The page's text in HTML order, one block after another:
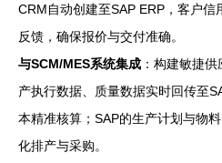
CRM自动创建至SAP ERP，客户
反馈，确保报价与交付准确。
与SCM/MES系统集成 ：构建敏捷
产执行数据、质量数据实时回传至
本精准核算；SAP的生产计划与物
化排产与采购。